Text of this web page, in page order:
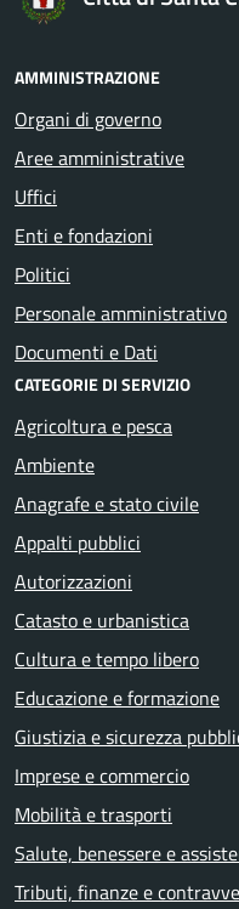
AMMINISTRAZIONE
Organi di governo
Aree amministrative
Uffici
Enti e fondazioni
Politici
Personale amministrativo
Documenti e Dati
CATEGORIE DI SERVIZIO
Agricoltura e pesca
Ambiente
Anagrafe e stato civile
Appalti pubblici
Autorizzazioni
Catasto e urbanistica
Cultura e tempo libero
Educazione e formazione
Giustizia e sicurezza
Imprese e commercio
Mobilità e trasporti
Salute, benessere e
Tributi, finanze e